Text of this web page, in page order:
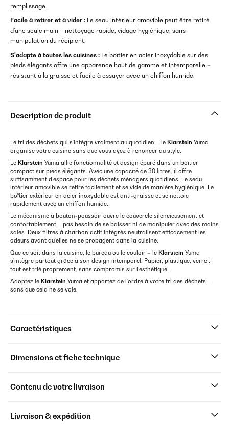
remplissage.
Facile à retirer et à vider : Le seau intérieur amovible peut être retiré
d'une seule main – nettoyage rapide, vidage hygiénique, sans
manipulation du récipient.
S'adapte à toutes les cuisines : Le boîtier en acier inoxydable sur des
pieds élégants offre une apparence haut de gamme et intemporelle –
résistant à la graisse et facile à essuyer avec un chiffon humide.
Description de produit
Le tri des déchets qui s’intègre vraiment au quotidien – le Klarstein Yuma
organise votre cuisine sans que vous ayez à renoncer au style.
Le Klarstein Yuma allie fonctionnalité et design épuré dans un boîtier
compact sur pieds élégants. Avec une capacité de 30 litres, il offre
suffisamment d’espace pour les déchets ménagers quotidiens. Le seau
intérieur amovible se retire facilement et se vide de manière hygiénique. Le
boîtier extérieur en acier inoxydable est anti-graisse et se nettoie
rapidement avec un chiffon humide.
Le mécanisme à bouton-poussoir ouvre le couvercle silencieusement et
confortablement – pas besoin de se baisser ni de manipuler avec des mains
sales. Deux filtres à charbon actif intégrés neutralisent efficacement les
odeurs avant qu’elles ne se propagent dans la cuisine.
Que ce soit dans la cuisine, le bureau ou le couloir – le Klarstein Yuma
s’intègre partout grâce à son design intemporel. Papier, plastique, verre :
tout est trié proprement, sans compromis sur l’esthétique.
Adoptez le Klarstein Yuma et apportez de l’ordre à votre tri des déchets –
sans que cela ne se voie.
Caractéristiques
Dimensions et fiche technique
Contenu de votre livraison
Livraison & expédition